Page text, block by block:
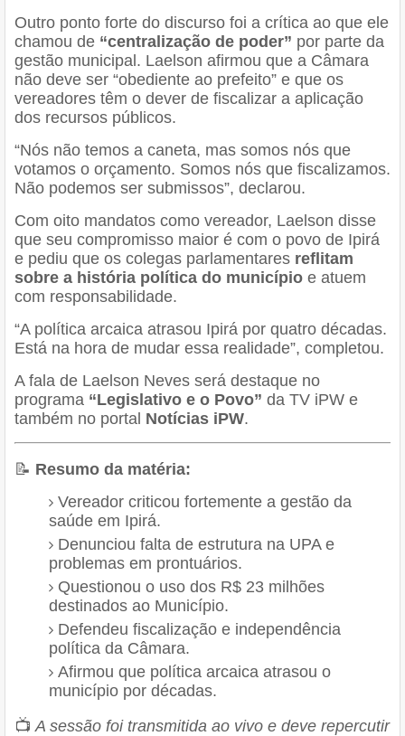
Outro ponto forte do discurso foi a crítica ao que ele
chamou de “centralização de poder” por parte da
gestão municipal. Laelson afirmou que a Câmara
não deve ser “obediente ao prefeito” e que os
vereadores têm o dever de fiscalizar a aplicação
dos recursos públicos.
“Nós não temos a caneta, mas somos nós que
votamos o orçamento. Somos nós que fiscalizamos.
Não podemos ser submissos”, declarou.
Com oito mandatos como vereador, Laelson disse
que seu compromisso maior é com o povo de Ipirá
e pediu que os colegas parlamentares reflitam
sobre a história política do município e atuem
com responsabilidade.
“A política arcaica atrasou Ipirá por quatro décadas.
Está na hora de mudar essa realidade”, completou.
A fala de Laelson Neves será destaque no
programa “Legislativo e o Povo” da TV iPW e
também no portal Notícias iPW.
📝 Resumo da matéria:
Vereador criticou fortemente a gestão da
saúde em Ipirá.
Denunciou falta de estrutura na UPA e
problemas em prontuários.
Questionou o uso dos R$ 23 milhões
destinados ao Município.
Defendeu fiscalização e independência
política da Câmara.
Afirmou que política arcaica atrasou o
município por décadas.
📺 A sessão foi transmitida ao vivo e deve repercutir